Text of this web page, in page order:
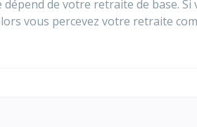
de votre retraite de base. Si
vous percevez votre retraite